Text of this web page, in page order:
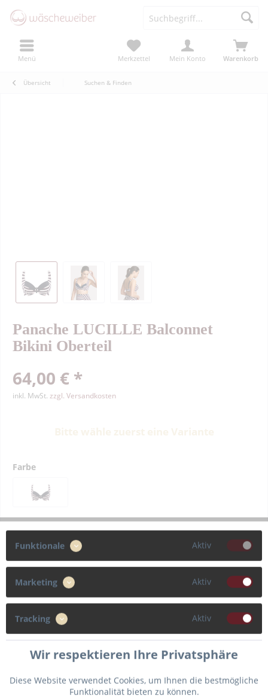
Menü Warenkorb
Merkzettel Mein Konto
Übersicht Suchen & Finden
Panache LUCILLE Balconnet
Bikini Oberteil
64,00 € *
inkl. MwSt. zzgl. Versandkosten
Farbe
70
Cup
GG
Funktionale Aktiv
Marketing Aktiv
Tracking Aktiv
Wir respektieren Ihre Privatsphäre
Diese Website verwendet Cookies, um Ihnen die bestmögliche
Funktionalität bieten zu können.